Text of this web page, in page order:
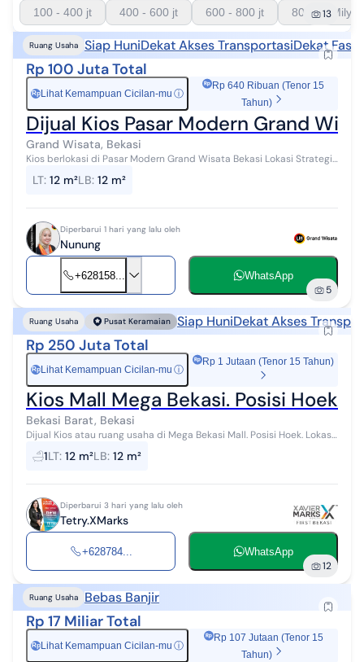
100 - 400 jt 400 - 600 jt 600 - 800 jt 800 - 1 Milyar
13
Ruang Usaha Siap HuniDekat Akses TransportasiDekat
Rp 100 Juta Total
Rp Lihat Kemampuan Cicilan-mu ⓘ
Rp 640 Ribuan (Tenor 15
Tahun)
Dijual Kios Pasar Modern Grand
Grand Wisata, Bekasi
Kios berlokasi di Pasar Modern Grand Wisata Bekasi Lokasi Strategis
Bangunan 12 m2 | L...
LT: 12 m²LB: 12 m²
Diperbarui 1 hari yang lalu oleh
Nunung
+628158... WhatsApp
5
Ruang Usaha Pusat Keramaian Siap HuniDekat Akses
Rp 250 Juta Total
Rp Lihat Kemampuan Cicilan-mu ⓘ
Rp 1 Jutaan (Tenor 15 Tahun)
Kios Mall Mega Bekasi. Posisi Hoek.
Bekasi Barat, Bekasi
Dijual Kios atau ruang usaha di Mega Bekasi Mall. Posisi Hoek. Lokasi
berada di pusat perbelanjaan Mall Mega Bekasi, ramai pengunjung
dan dikelola...
1LT: 12 m²LB: 12 m²
Diperbarui 3 hari yang lalu oleh
Tetry.XMarks
+628784... WhatsApp
12
Ruang Usaha Bebas Banjir
Rp 17 Miliar Total
Rp Lihat Kemampuan Cicilan-mu ⓘ
Rp 107 Jutaan (Tenor 15
Tahun)